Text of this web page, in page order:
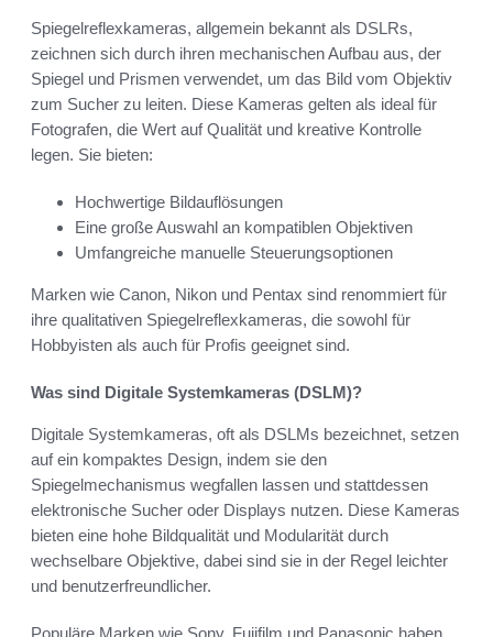
Spiegelreflexkameras, allgemein bekannt als DSLRs,
zeichnen sich durch ihren mechanischen Aufbau aus, der
Spiegel und Prismen verwendet, um das Bild vom Objektiv
zum Sucher zu leiten. Diese Kameras gelten als ideal für
Fotografen, die Wert auf Qualität und kreative Kontrolle
legen. Sie bieten:
Hochwertige Bildauflösungen
Eine große Auswahl an kompatiblen Objektiven
Umfangreiche manuelle Steuerungsoptionen
Marken wie Canon, Nikon und Pentax sind renommiert für
ihre qualitativen Spiegelreflexkameras, die sowohl für
Hobbyisten als auch für Profis geeignet sind.
Was sind Digitale Systemkameras (DSLM)?
Digitale Systemkameras, oft als DSLMs bezeichnet, setzen
auf ein kompaktes Design, indem sie den
Spiegelmechanismus wegfallen lassen und stattdessen
elektronische Sucher oder Displays nutzen. Diese Kameras
bieten eine hohe Bildqualität und Modularität durch
wechselbare Objektive, dabei sind sie in der Regel leichter
und benutzerfreundlicher.
Populäre Marken wie Sony, Fujifilm und Panasonic haben